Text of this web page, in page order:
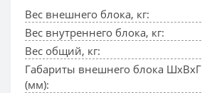
Вес внешнего блока, кг:
Вес внутреннего блока, кг:
Вес общий, кг:
Габариты внешнего блока ШхВхГ
(мм):